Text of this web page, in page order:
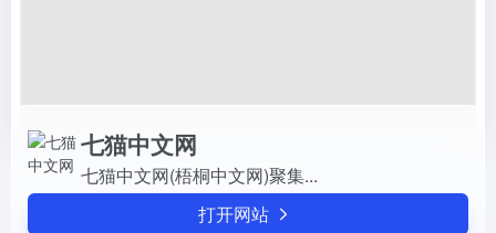
七猫中文网
七猫中文网(梧桐中文网)聚集...
打开网站